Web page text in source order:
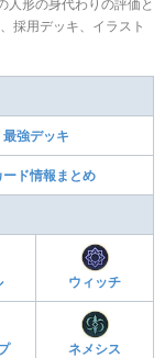
人形の身代わりの評価と
採用デッキ、イラスト
最強デッキ
ード情報まとめ
ウィッチ
ネメシス